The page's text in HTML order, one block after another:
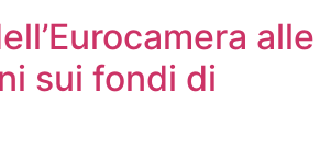
alle
sui fondi di